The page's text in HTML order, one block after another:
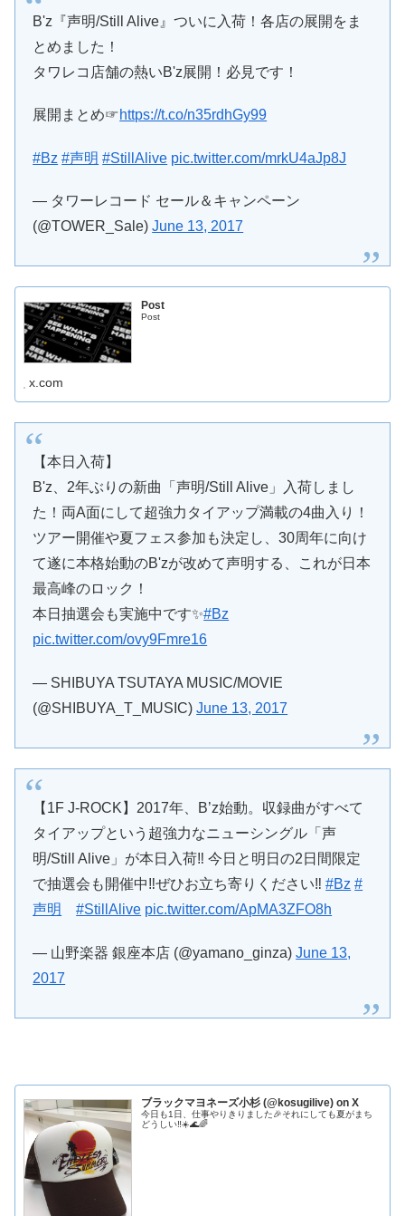
B'z『声明/Still Alive』ついに入荷！各店の展開をま
とめました！
タワレコ店舗の熱いB'z展開！必見です！
展開まとめ☞https://t.co/n35rdhGy99
#Bz #声明 #StillAlive pic.twitter.com/mrkU4aJp8J
— タワーレコード セール＆キャンペーン
(@TOWER_Sale)June 13, 2017
Post
Post
x.com
【本日入荷】
B'z、2年ぶりの新曲「声明/Still Alive」入荷しまし
た！両A面にして超強力タイアップ満載の4曲入り！
ツアー開催や夏フェス参加も決定し、30周年に向け
て遂に本格始動のB'zが改めて声明する、これが日本
最高峰のロック！
本日抽選会も実施中です✨#Bz
pic.twitter.com/ovy9Fmre16
— SHIBUYA TSUTAYA MUSIC/MOVIE
(@SHIBUYA_T_MUSIC)June 13, 2017
【1F J-ROCK】2017年、B’z始動。収録曲がすべて
タイアップという超強力なニューシングル「声
明/Still Alive」が本日入荷‼︎ 今日と明日の2日間限定
で抽選会も開催中‼︎ぜひお立ち寄りください‼︎#Bz #
声明
#StillAlive pic.twitter.com/ApMA3ZFO8h
— 山野楽器 銀座本店 (@yamano_ginza)June 13,
2017
ブラックマヨネーズ小杉 (@kosugilive) on X
今日も1日、仕事やりきりました🎉それにしても夏がまち
どうしい‼️☀️🌊🌈